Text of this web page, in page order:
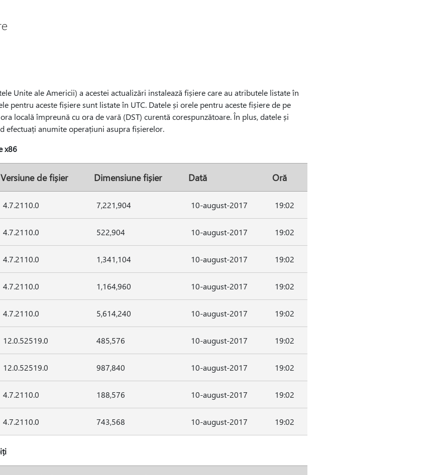
Unite ale Americii) a acestei actualizări instalează fișiere care au atributele listate în
pentru aceste fișiere sunt listate în UTC. Datele și orele pentru aceste fișiere de pe
locală împreună cu ora de vară (DST) curentă corespunzătoare. În plus, datele și
efectuați anumite operațiuni asupra fișierelor.
x86
Versiune de fișier Dimensiune fișier Dată Oră
4.7.2110.0 7,221,904 10-august-2017 19:02
4.7.2110.0 522,904 10-august-2017 19:02
4.7.2110.0 1,341,104 10-august-2017 19:02
4.7.2110.0 1,164,960 10-august-2017 19:02
4.7.2110.0 5,614,240 10-august-2017 19:02
12.0.52519.0 485,576 10-august-2017 19:02
12.0.52519.0 987,840 10-august-2017 19:02
4.7.2110.0 188,576 10-august-2017 19:02
4.7.2110.0 743,568 10-august-2017 19:02